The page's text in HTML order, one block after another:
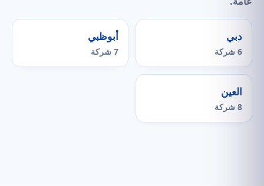
دبي
6 شركة
أبوظبي
7 شركة
العين
8 شركة